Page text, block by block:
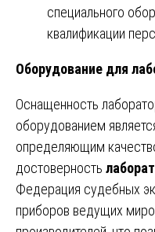
специального
квалификации
Оборудование для
Оснащенность
оборудованием
определяющим
достоверность
Федерация судебных
приборов ведущих